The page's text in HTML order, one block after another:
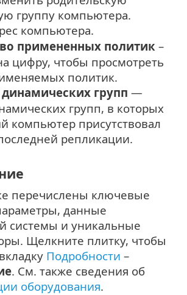
группу компьютера.
компьютера.
примененных политик –
цифру, чтобы просмотреть
политик.
групп —
групп, в которых
компьютер присутствовал
репликации.
перечислены ключевые
данные
системы и уникальные
Щелкните плитку, чтобы
Подробности –
. См. также сведения об
оборудования.